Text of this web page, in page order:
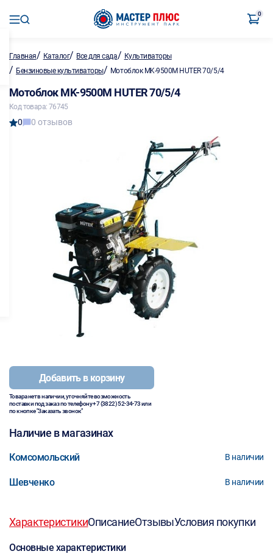
0
Главная/ Каталог/ Все для сада/ Культиваторы
/ Бензиновые культиваторы/ Мотоблок MK-9500M HUTER 70/5/4
Мотоблок MK-9500M HUTER 70/5/4
Код товара: 76745
0 0 отзывов
Добавить в корзину
Товара нет в наличии, уточняйте возможность
поставки под заказ по телефону+7 (3822) 52-34-73или
по кнопке "Заказать звонок"
Наличие в магазинах
Комсомольский В наличии
Шевченко В наличии
ХарактеристикиОписаниеОтзывыУсловия покупки
Основные характеристики